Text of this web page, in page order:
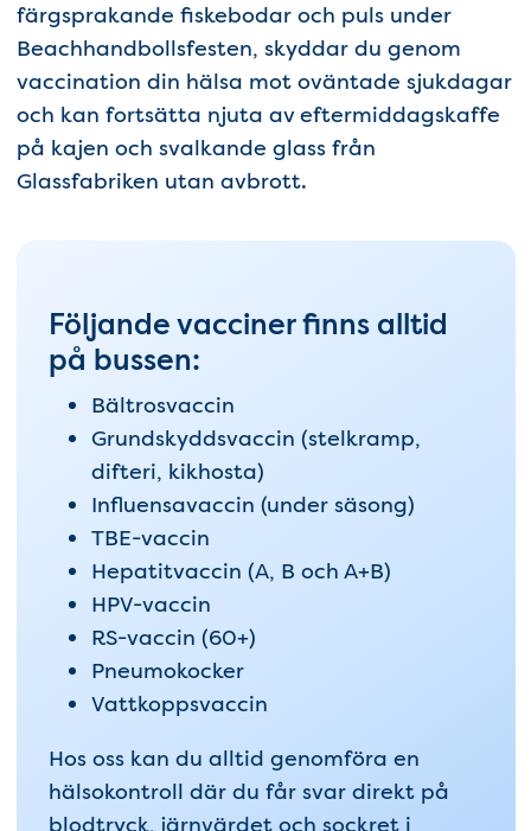
färgsprakande fiskebodar och puls under
Beachhandbollsfesten, skyddar du genom
vaccination din hälsa mot oväntade sjukdagar
och kan fortsätta njuta av eftermiddagskaffe
på kajen och svalkande glass från
Glassfabriken utan avbrott.
Följande vacciner finns alltid
på bussen:
Bältrosvaccin
Grundskyddsvaccin (stelkramp,
difteri, kikhosta)
Influensavaccin (under säsong)
TBE-vaccin
Hepatitvaccin (A, B och A+B)
HPV-vaccin
RS-vaccin (60+)
Pneumokocker
Vattkoppsvaccin
Hos oss kan du alltid genomföra en
hälsokontroll där du får svar direkt på